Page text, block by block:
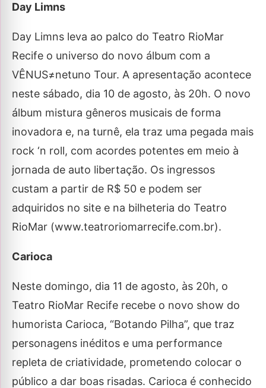
Day Limns
Day Limns leva ao palco do Teatro RioMar
Recife o universo do novo álbum com a
VÊNUS≠netuno Tour. A apresentação acontece
neste sábado, dia 10 de agosto, às 20h. O novo
álbum mistura gêneros musicais de forma
inovadora e, na turnê, ela traz uma pegada mais
rock ‘n roll, com acordes potentes em meio à
jornada de auto libertação. Os ingressos
custam a partir de R$ 50 e podem ser
adquiridos no site e na bilheteria do Teatro
RioMar (www.teatroriomarrecife.com.br).
Carioca
Neste domingo, dia 11 de agosto, às 20h, o
Teatro RioMar Recife recebe o novo show do
humorista Carioca, “Botando Pilha”, que traz
personagens inéditos e uma performance
repleta de criatividade, prometendo colocar o
público a dar boas risadas. Carioca é conhecido